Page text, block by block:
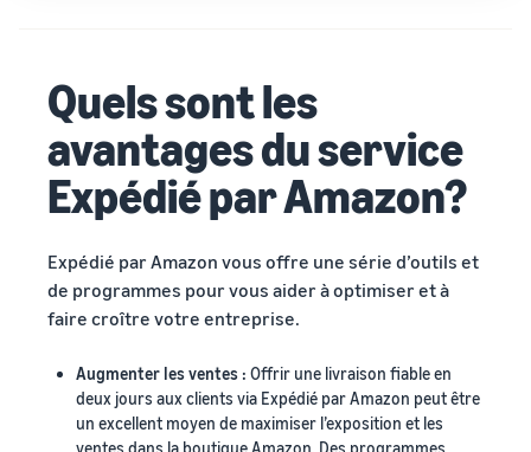
Quels sont les
avantages du service
Expédié par Amazon?
Expédié par Amazon vous offre une série d’outils et
de programmes pour vous aider à optimiser et à
faire croître votre entreprise.
Augmenter les ventes : Offrir une livraison fiable en
deux jours aux clients via Expédié par Amazon peut être
un excellent moyen de maximiser l’exposition et les
ventes dans la boutique Amazon. Des programmes